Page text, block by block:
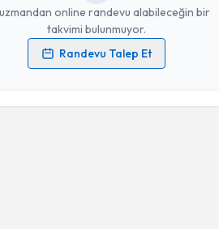
online randevu alabileceğin bir
takvimi bulunmuyor.
Randevu Talep Et
işlenmesine ilişkinAydınlatma Metni